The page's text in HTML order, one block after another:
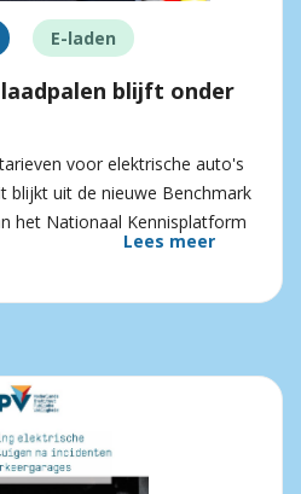
E-laden
blijft onder
voor elektrische auto's
blijkt uit de nieuwe Benchmark
het Nationaal Kennisplatform
Lees meer